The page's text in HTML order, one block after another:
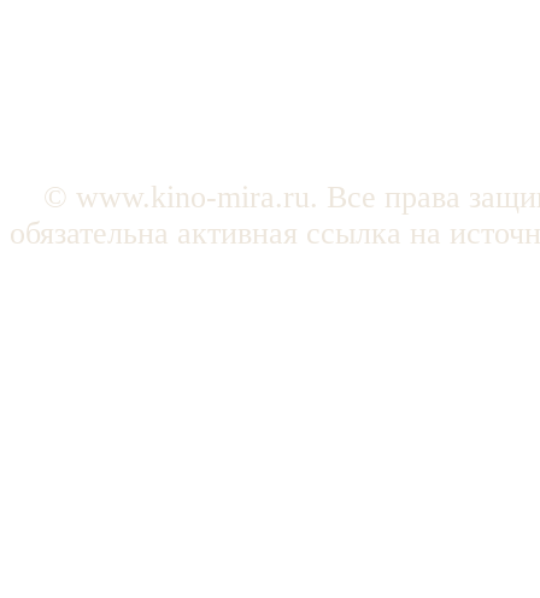
© www.kino-mira.ru. Все права
обязательна активная ссылка на